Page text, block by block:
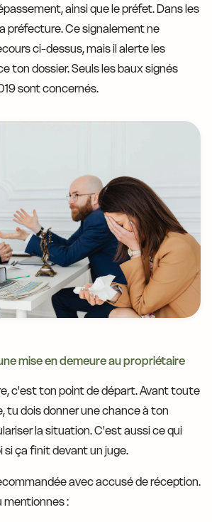
ainsi que le préfet. Dans les
préfecture. Ce signalement ne
ci-dessus, mais il alerte les
ton dossier. Seuls les baux signés
sont concernés.
mise en demeure au propriétaire
c'est ton point de départ. Avant toute
tu dois donner une chance à ton
la situation. C'est aussi ce qui
si ça finit devant un juge.
avec accusé de réception.
mentionnes :